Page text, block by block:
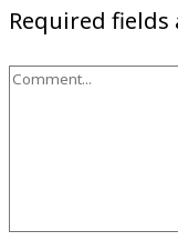
Required fields